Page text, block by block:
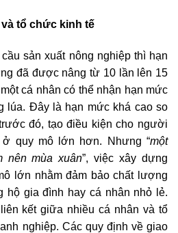
tổ chức kinh tế
sản xuất nông nghiệp thì hạn
đã được nâng từ 10 lần lên 15
cá nhân có thể nhận hạn mức
lúa. Đây là hạn mức khá cao so
đó, tạo điều kiện cho người
quy mô lớn hơn. Nhưng “một
nên mùa xuân”, việc xây dựng
lớn nhằm đảm bảo chất lượng
hộ gia đình hay cá nhân nhỏ lẻ.
kết giữa nhiều cá nhân và tổ
nghiệp. Các quy định về giao